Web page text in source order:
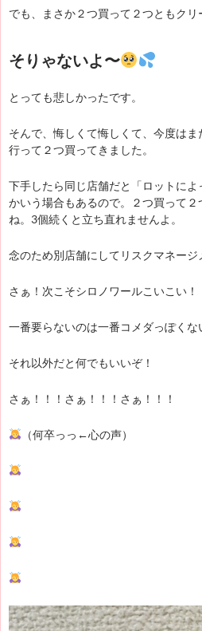
でも、まさか２つ買って２つともクリ
そりゃないよ〜
とっても悲しかったです。
そんで、悔しくて悔しくて、今度は
行って２つ買ってきました。
下手したら同じ店舗だと「ロットに
かいう場合もあるので。２つ買って
ね。3個続くと立ち直れませんよ。
念のため別店舗にしてリスクマネージ
さぁ！次こそシロノワールこいこい！
一番要らないのは一番コメダっぽくな
それ以外だと何でもいいぞ！
さぁ！！！さぁ！！！さぁ！！！
（何卒っっ←心の声）